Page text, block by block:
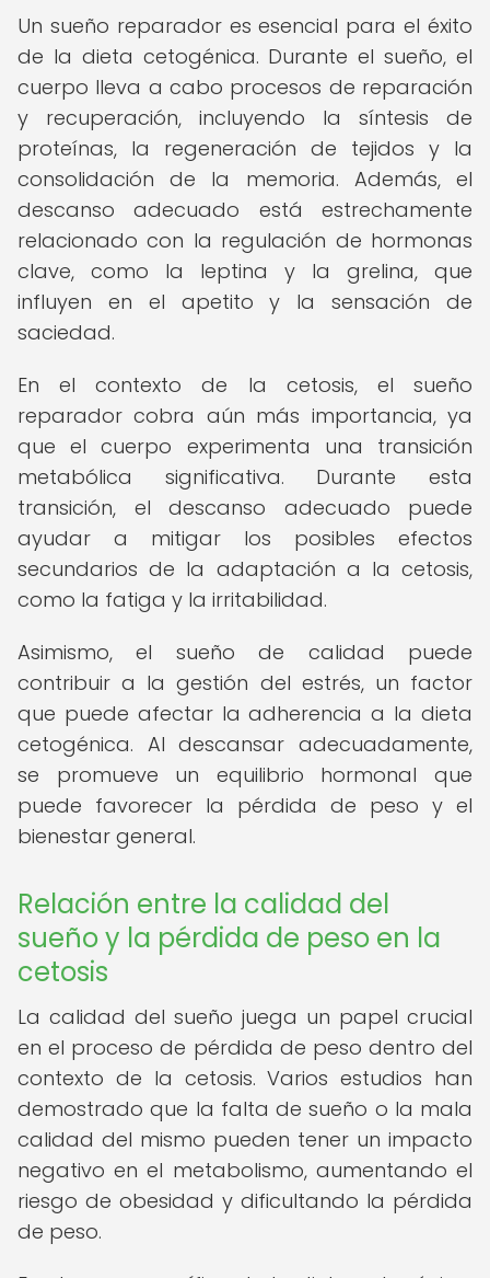
Un sueño reparador es esencial para el éxito
de la dieta cetogénica. Durante el sueño, el
cuerpo lleva a cabo procesos de reparación
y recuperación, incluyendo la síntesis de
proteínas, la regeneración de tejidos y la
consolidación de la memoria. Además, el
descanso adecuado está estrechamente
relacionado con la regulación de hormonas
clave, como la leptina y la grelina, que
influyen en el apetito y la sensación de
saciedad.
En el contexto de la cetosis, el sueño
reparador cobra aún más importancia, ya
que el cuerpo experimenta una transición
metabólica significativa. Durante esta
transición, el descanso adecuado puede
ayudar a mitigar los posibles efectos
secundarios de la adaptación a la cetosis,
como la fatiga y la irritabilidad.
Asimismo, el sueño de calidad puede
contribuir a la gestión del estrés, un factor
que puede afectar la adherencia a la dieta
cetogénica. Al descansar adecuadamente,
se promueve un equilibrio hormonal que
puede favorecer la pérdida de peso y el
bienestar general.
Relación entre la calidad del
sueño y la pérdida de peso en la
cetosis
La calidad del sueño juega un papel crucial
en el proceso de pérdida de peso dentro del
contexto de la cetosis. Varios estudios han
demostrado que la falta de sueño o la mala
calidad del mismo pueden tener un impacto
negativo en el metabolismo, aumentando el
riesgo de obesidad y dificultando la pérdida
de peso.